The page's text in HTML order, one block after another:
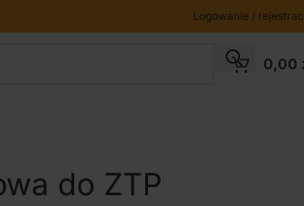
Logowanie /
0,00
do ZTP